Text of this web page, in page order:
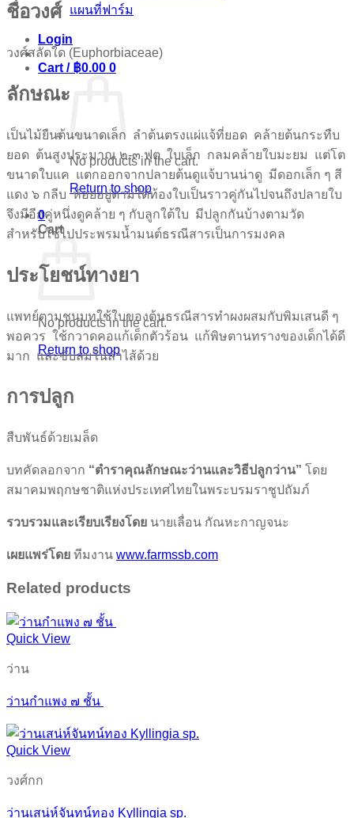
แผนที่ฟาร์ม
Login
Cart / ฿0.00 0
No products in the cart.
Return to shop
0
Cart
No products in the cart.
Return to shop
ชื่อวงศ์
วงศ์สลัดใด (Euphorbiaceae)
ลักษณะ
เป็นไม้ยืนต้นขนาดเล็ก ลำต้นตรงแผ่แจ้ที่ยอด คล้ายต้นกระทืบ
ยอด ต้นสูงประมาณ ๒-๓ ฟุต ใบเล็ก กลมคล้ายใบมะยม แต่โต
ขนาดใบแค แตกออกจากปลายต้นดูแจ้บานน่าดู มีดอกเล็ก ๆ สี
แดง ๖ กลีบ ห้อยอยู่ตามใต้ท้องใบเป็นราวคู่กันไปจนถึงปลายใบ
จึงมีอีกคู่หนึ่งดูคล้าย ๆ กับลูกใต้ใบ มีปลูกกันบ้างตามวัด
สำหรับใช้ไปประพรมน้ำมนต์ธรณีสารเป็นการมงคล
ประโยชน์ทางยา
แพทย์ตามชนบทใช้ใบของต้นธรณีสารทำผงผสมกับพิมเสนดี ๆ
พอควร ใช้กวาดคอแก้เด็กตัวร้อน แก้พิษตานทรางของเด็กได้ดี
มาก และขับลมในลำไส้ด้วย
การปลูก
สืบพันธ์ด้วยเมล็ด
บทคัดลอกจาก “ตำราคุณลักษณะว่านและวิธีปลูกว่าน” โดย
สมาคมพฤกษชาติแห่งประเทศไทยในพระบรมราชูปถัมภ์
รวบรวมและเรียบเรียงโดย นายเลื่อน กัณหะกาญจนะ
เผยแพร่โดย ทีมงาน www.farmssb.com
Related products
Quick View
ว่าน
ว่านกำแพง ๗ ชั้น
Quick View
วงศ์กก
ว่านเสน่ห์จันทน์ทอง Kyllingia sp.